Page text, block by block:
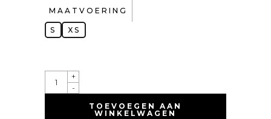
MAATVOERING
S XS
QUANTITY
-
+
TOEVOEGEN AAN
WINKELWAGEN